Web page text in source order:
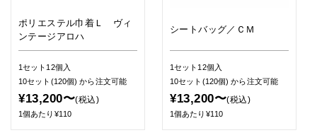
ポリエステル巾着Ｌ ヴィ
ンテージアロハ
1セット12個入
10セット(120個)から注文可能
¥13,200〜(税込)
1個あたり¥110
シートバッグ／ＣＭ
1セット12個入
10セット(120個)から注文可能
¥13,200〜(税込)
1個あたり¥110